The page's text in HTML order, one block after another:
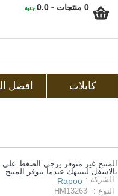
0 منتجات - 0.0 جنية
كابلات افضل
المنتج غير متوفر يرجي الضغط على
بالاسفل لتنبيهك عندما يتوفر المنتج
الشركة : Rapoo
النوع :
HM13263